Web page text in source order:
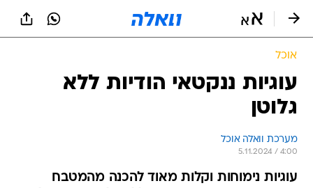
אוכל
עוגיות ננקטאי הודיות ללא
גלוטן
מערכת וואלה אוכל
5.11.2024 / 4:00
עוגיות נימוחות וקלות מאוד להכנה מהמטבח